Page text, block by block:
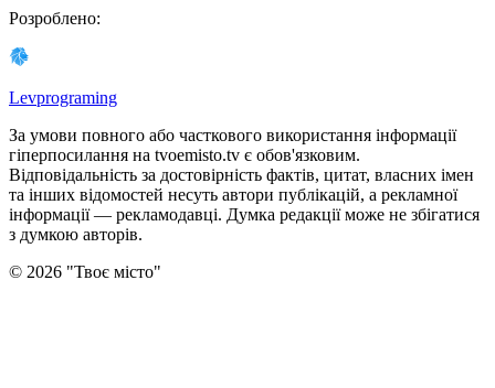
Розроблено:
Levprograming
За умови повного або часткового використання iнформацiї
гіперпосилання на tvoemisto.tv є обов'язковим.
Відповідальність за достовірність фактів, цитат, власних імен
та інших відомостей несуть автори публікацій, а рекламної
інформації — рекламодавці. Думка редакцiї може не збiгатися
з думкою авторiв.
© 2026 "Твоє місто"